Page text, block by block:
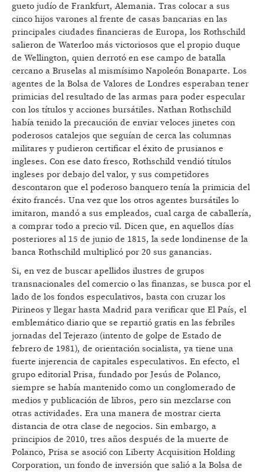
gueto judío de Frankfurt, Alemania. Tras colocar a sus
cinco hijos varones al frente de casas bancarias en las
principales ciudades financieras de Europa, los Rothschild
salieron de Waterloo más victoriosos que el propio duque
de Wellington, quien derrotó en ese campo de batalla
cercano a Bruselas al mismísimo Napoleón Bonaparte. Los
agentes de la Bolsa de Valores de Londres esperaban tener
primicias del resultado de las armas para poder especular
con los títulos y acciones bursátiles. Nathan Rothschild
había tenido la precaución de enviar veloces jinetes con
poderosos catalejos que seguían de cerca las columnas
militares y pudieron certificar el éxito de prusianos e
ingleses. Con ese dato fresco, Rothschild vendió títulos
ingleses por debajo del valor, y sus competidores
descontaron que el poderoso banquero tenía la primicia del
éxito francés. Una vez que los otros agentes bursátiles lo
imitaron, mandó a sus empleados, cual carga de caballería,
a comprar todo a precio vil. Dicen que, en aquellos días
posteriores al 15 de junio de 1815, la sede londinense de la
banca Rothschild multiplicó por 20 sus ganancias.
Si, en vez de buscar apellidos ilustres de grupos
transnacionales del comercio o las finanzas, se busca por el
lado de los fondos especulativos, basta con cruzar los
Pirineos y llegar hasta Madrid para verificar que El País, el
emblemático diario que se repartió gratis en las febriles
jornadas del Tejerazo (intento de golpe de Estado de
febrero de 1981), de orientación socialista, ya tiene una
fuerte injerencia de capitales especulativos. En efecto, el
grupo editorial Prisa, fundado por Jesús de Polanco,
siempre se había mantenido como un conglomerado de
medios y publicación de libros, pero sin mezclarse con
otras actividades. Era una manera de mostrar cierta
distancia de otra clase de negocios. Sin embargo, a
principios de 2010, tres años después de la muerte de
Polanco, Prisa se asoció con Liberty Acquisition Holding
Corporation, un fondo de inversión que salió a la Bolsa de